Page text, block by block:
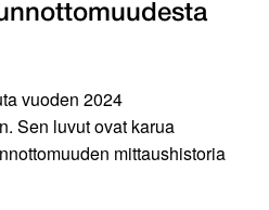
vuoden 2024
Sen luvut ovat karua
mittaushistoria